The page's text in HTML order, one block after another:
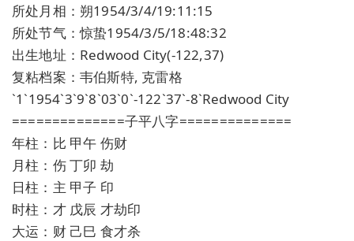
所处月相：朔1954/3/4/19:11:15
所处节气：惊蛰1954/3/5/18:48:32
出生地址：Redwood City(-122,37)
复粘档案：韦伯斯特, 克雷格
`1`1954`3`9`8`03`0`-122`37`-8`Redwood City
==============子平八字==============
年柱：比 甲午 伤财
月柱：伤 丁卯 劫
日柱：主 甲子 印
时柱：才 戊辰 才劫印
大运：财 己巳 食才杀